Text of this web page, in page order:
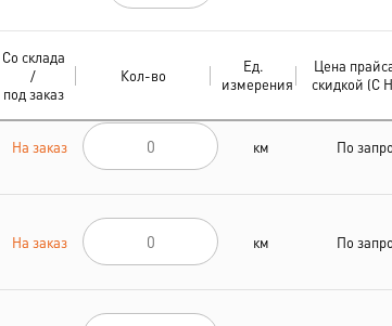
Со склада
/
под заказ
Кол-во
Ед.
измерения
Цена
скидкой (С
На заказ км По
На заказ км По